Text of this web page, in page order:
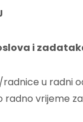
i
u radni
radno vrijeme